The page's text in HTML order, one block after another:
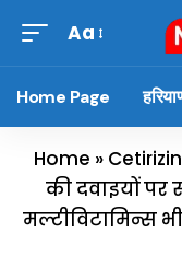
Aa
Home Page
Home »
की दवाइयों
मल्टीविटामिन्स